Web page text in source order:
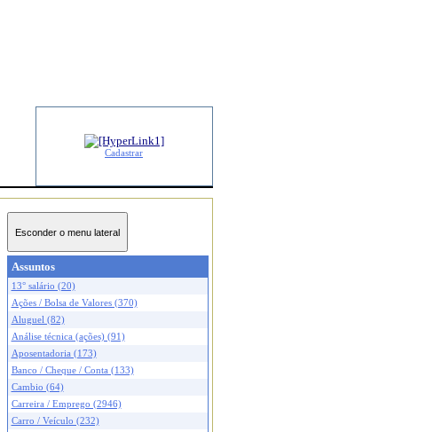
Cadastrar
Assuntos
13° salário (20)
Ações / Bolsa de Valores (370)
Aluguel (82)
Análise técnica (ações) (91)
Aposentadoria (173)
Banco / Cheque / Conta (133)
Cambio (64)
Carreira / Emprego (2946)
Carro / Veículo (232)